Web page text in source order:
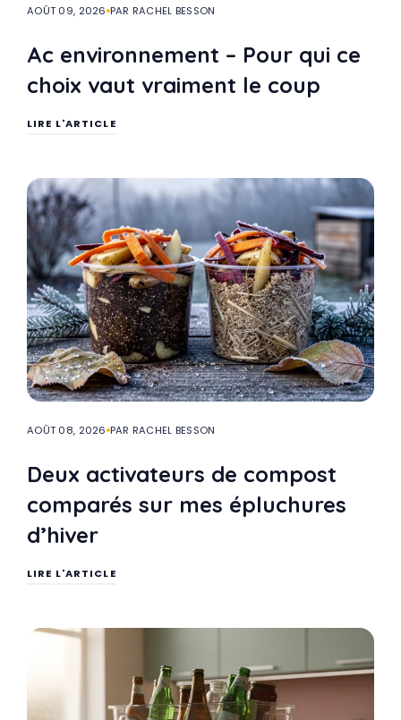
AOÛT 09, 2026 PAR RACHEL BESSON
Ac environnement – Pour qui ce
choix vaut vraiment le coup
LIRE L'ARTICLE
AOÛT 08, 2026 PAR RACHEL BESSON
Deux activateurs de compost
comparés sur mes épluchures
d’hiver
LIRE L'ARTICLE